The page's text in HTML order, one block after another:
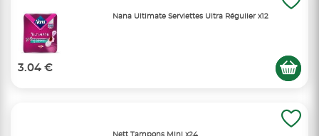
Nana Ultimate Serviettes Ultra Régulier x12
3.04 €
Nett Tampons Mini x24